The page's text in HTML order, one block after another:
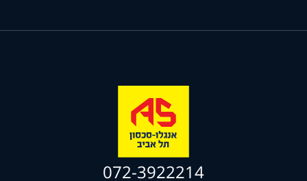
072-3922214